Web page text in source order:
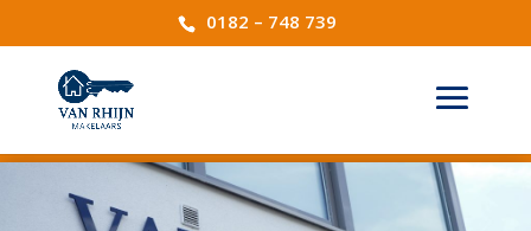
0182 – 748 739